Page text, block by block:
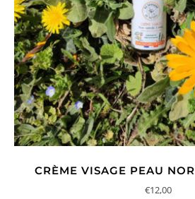
CRÈME VISAGE PEAU
€12,00